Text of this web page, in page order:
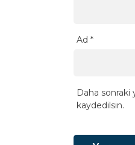
Ad *
Daha sonraki
kaydedilsin.